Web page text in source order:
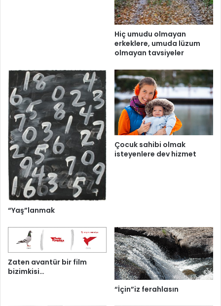
Hiç umudu olmayan
erkeklere, umuda lüzum
olmayan tavsiyeler
“Yaş”lanmak
Çocuk sahibi olmak
isteyenlere dev hizmet
Zaten avantür bir film
bizimkisi…
“İçin”iz ferahlasın